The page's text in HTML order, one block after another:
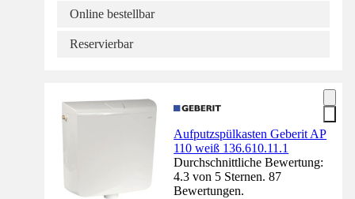
Online bestellbar
Reservierbar
Aufputzspülkasten Geberit AP
110 weiß 136.610.11.1
Durchschnittliche Bewertung:
4.3 von 5 Sternen. 87
Bewertungen.